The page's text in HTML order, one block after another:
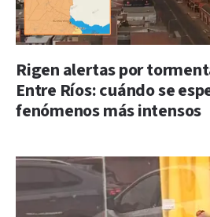
Rigen alertas por
Entre Ríos: cuándo se
fenómenos más intensos